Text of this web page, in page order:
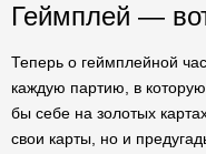
Геймплей —
Теперь о геймплейной
каждую партию, в
бы себе на золотых
свои карты, но и